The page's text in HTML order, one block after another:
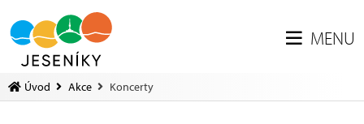
MENU
Úvod Akce Koncerty